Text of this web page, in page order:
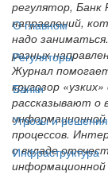
О главном
Регуляторы
Банки
Угрозы и решения
Инфраструктура
регулятор, Банк
направлений,
надо
разных
Журнал
кругозор
рассказывают о
информационной
процессов.
о вкладе
информационной